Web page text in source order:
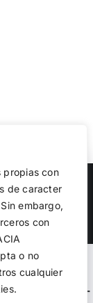
propias con
de caracter
embargo,
con
o no
cualquier
Reserved
in
plugins/kn-
mejorar
cookies,